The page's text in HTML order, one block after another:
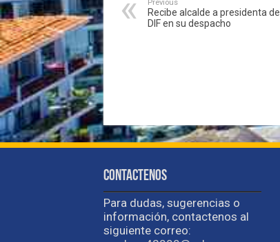
Previous
Recibe alcalde a presidenta del
DIF en su despacho
Contactenos
Para dudas, sugerencias o
información, contactenos al
siguiente correo: